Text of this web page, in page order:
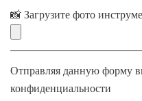
📸 Загрузите фото
Отправляя данную форму
конфиденциальности